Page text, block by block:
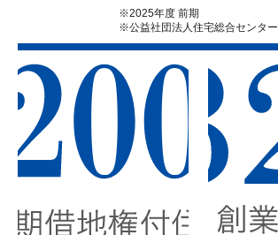
※2025年度 前期
※公益社団法人住宅総合センター